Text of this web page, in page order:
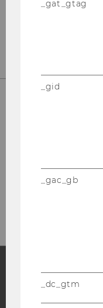
LAUFEND
_gat_gtag
_gid
_gac_gb
_dc_gtm